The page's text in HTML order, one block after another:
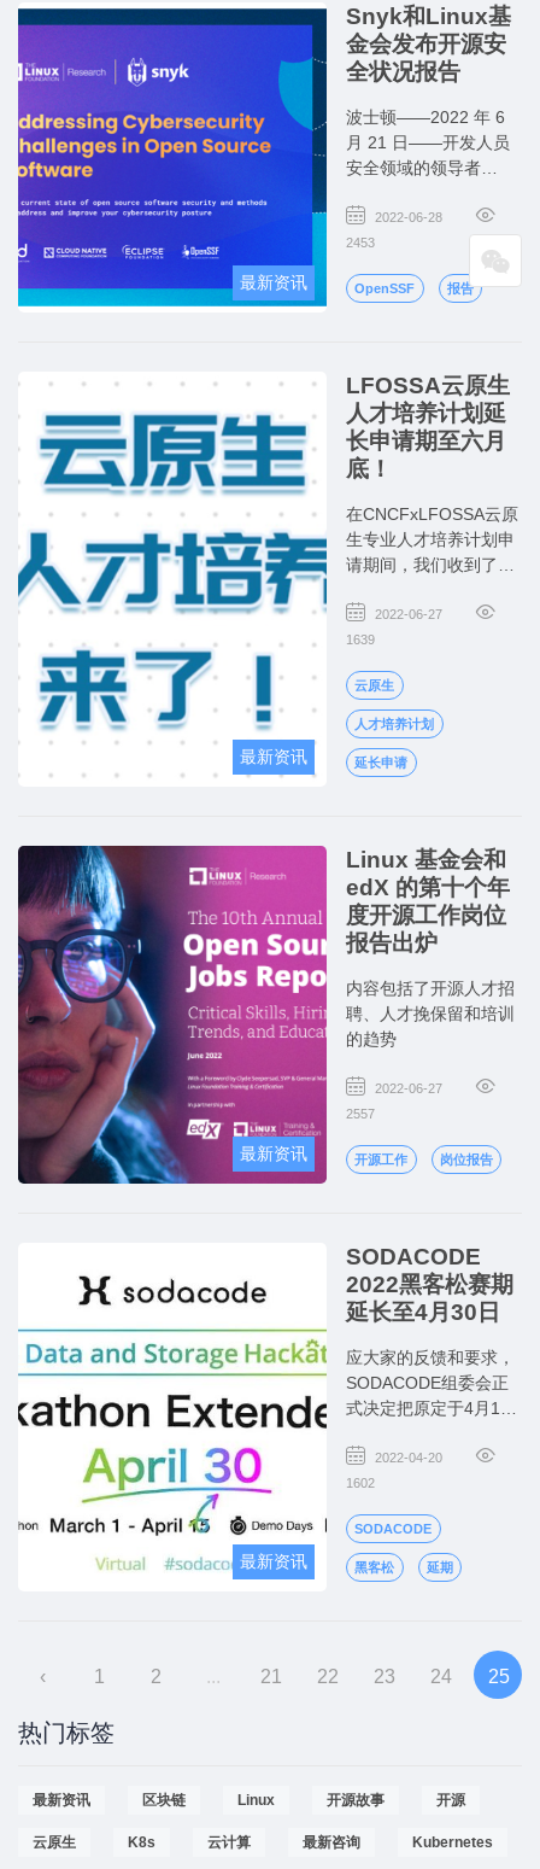
最新资讯
Snyk和Linux基
金会发布开源安
全状况报告
波士顿——2022 年 6
月 21 日——开发人员
安全领域的领导者
创新的全球性非营利组
织 Linux 基金会今天宣
布了他们第一份联合研
究报告——开源安全状
2022-06-28
2453
OpenSSF 报告
最新资讯
LFOSSA云原生
人才培养计划延
长申请期至六月
底！
在CNCFxLFOSSA云原
生专业人才培养计划申
请期间，我们收到了很
面对开发者的热情关
注，经讨论，决定延长
日，为云原生人才培养
提供更多的资源，欢迎
各位开发者前来申请。
2022-06-27
1639
云原生
人才培养计划
延长申请
最新资讯
Linux 基金会和
edX 的第十个年
度开源工作岗位
报告出炉
内容包括了开源人才招
聘、人才挽保留和培训
的趋势
2022-06-27
2557
开源工作 岗位报告
最新资讯
SODACODE
2022黑客松赛期
延长至4月30日
应大家的反馈和要求，
SODACODE组委会正
式决定把原定于4月15
次延长至4月30日。
2022-04-20
1602
SODACODE
黑客松 延期
‹ 1 2 ... 21 22 23 24 25
热门标签
最新资讯 区块链 Linux 开源故事 开源
云原生 K8s 云计算 最新咨询 Kubernetes